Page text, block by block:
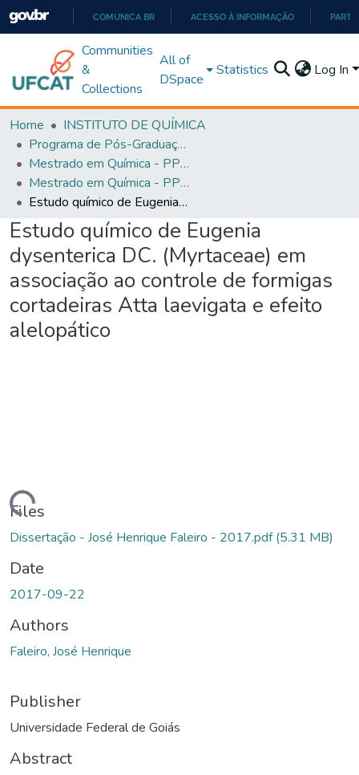
PARA
O
COMUNICA BR ACESSO À INFORMAÇÃO
Communities
&
Collections
All of
DSpace
Statistics Log In
Home
INSTITUTO DE QUÍMICA
Programa de Pós-Graduação em Química - PPGQ
Mestrado em Química - PPGQ
Mestrado em Química - PPGQ
Estudo químico de Eugenia dysenterica DC. (Myrtaceae) em associação ao controle de formigas cortadeiras Atta laevigata e efeito alelopático
Estudo químico de Eugenia
dysenterica DC. (Myrtaceae) em
associação ao controle de formigas
cortadeiras Atta laevigata e efeito
alelopático
Files
Dissertação - José Henrique Faleiro - 2017.pdf(5.31 MB)
Date
2017-09-22
Authors
Faleiro, José Henrique
Publisher
Universidade Federal de Goiás
Abstract